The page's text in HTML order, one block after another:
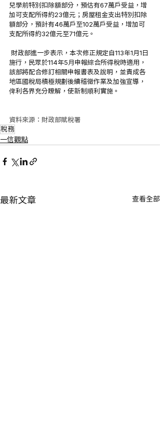
兒學前特別扣除額部分，預估有67萬戶受益，增
加可支配所得約23億元；房屋租金支出特別扣除
額部分，預計有46萬戶至102萬戶受益，增加可
支配所得約32億元至71億元。
施行，民眾於114年5月申報綜合所得稅時適用，
該部將配合修訂相關申報書表及說明，並責成各
地區國稅局積極規劃後續稽徵作業及加強宣導，
俾利各界充分瞭解，使新制順利實施。
資料來源：財政部賦稅署
稅務
一信觀點
最新文章 查看全部